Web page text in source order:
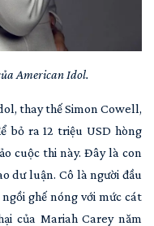
American Idol.
thay thế Simon Cowell,
bỏ ra 12 triệu USD hòng
cuộc thi này. Đây là con
dư luận. Cô là người đầu
ghế nóng với mức cát
của Mariah Carey năm